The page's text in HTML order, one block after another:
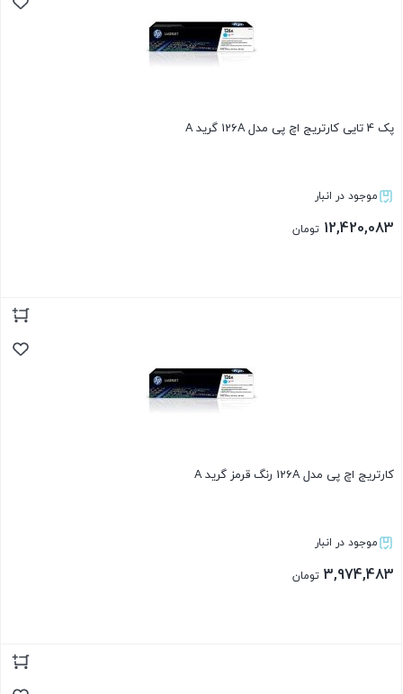
پک 4 تایی کارتریج اچ پی مدل 126A گرید A
موجود در انبار
12,420,083 تومان
کارتریج اچ پی مدل 126A رنگ قرمز گرید A
موجود در انبار
3,974,483 تومان